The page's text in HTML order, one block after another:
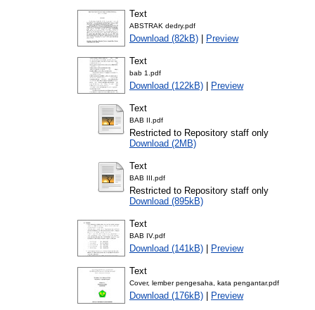
Text
ABSTRAK dedry.pdf
Download (82kB) | Preview
Text
bab 1.pdf
Download (122kB) | Preview
Text
BAB II.pdf
Restricted to Repository staff only
Download (2MB)
Text
BAB III.pdf
Restricted to Repository staff only
Download (895kB)
Text
BAB IV.pdf
Download (141kB) | Preview
Text
Cover, lember pengesaha, kata pengantar.pdf
Download (176kB) | Preview